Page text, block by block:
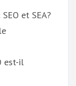
et SEA?
est-il